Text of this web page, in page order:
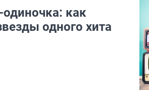
как
одного хита